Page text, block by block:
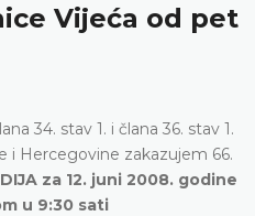
Vijeća od pet
34. stav 1. i člana 36. stav 1.
i Hercegovine zakazujem 66.
za 12. juni 2008. godine
u 9:30 sati